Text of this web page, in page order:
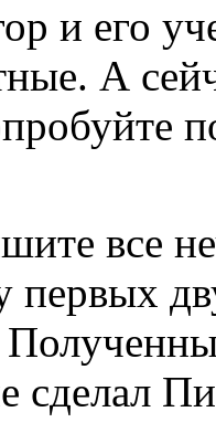
и его
А
все
первых
сделал